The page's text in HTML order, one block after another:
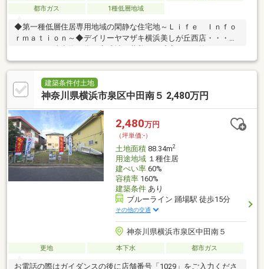
都市ガス
1種低層地域
◆第一種低層住居専用地域の閑静な住宅地～Ｌｉｆｅ Ｉｎｆｏ
ｒｍａｔｉｏｎ～◆デイリーヤマザキ横浜美しが丘西店・・・約
１５０ｍ（徒歩約２分）◆成城石井美しが丘店・・・約３６０ｍ
（徒歩約５分）◆横浜市立嶮山小学校・・・約１４００ｍ（徒歩
約１８分）◆横浜市立すすき野中学校・・・約８３０ｍ（徒歩約
１１分）◆愛和太陽幼稚園・・・約９２０ｍ（徒歩約１２分）◆
たま日吉台病院・・・約１２００ｍ（徒歩約１５分）※道路距離
建築条件付土地
神奈川県横浜市泉区中田南５ 2,480万円
2,480万円
（坪単価:-）
土地面積88.34m2
用途地域１種住居
建ぺい率60%
容積率160%
建築条件あり
ブルーライン 踊場駅 徒歩15分
その他の交通
神奈川県横浜市泉区中田南５
更地 本下水 都市ガス
お電話の際はガイダンスの後に店舗番号「1029」をご入力くださ